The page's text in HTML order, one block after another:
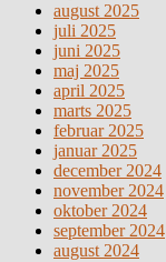
august 2025
juli 2025
juni 2025
maj 2025
april 2025
marts 2025
februar 2025
januar 2025
december 2024
november 2024
oktober 2024
september 2024
august 2024